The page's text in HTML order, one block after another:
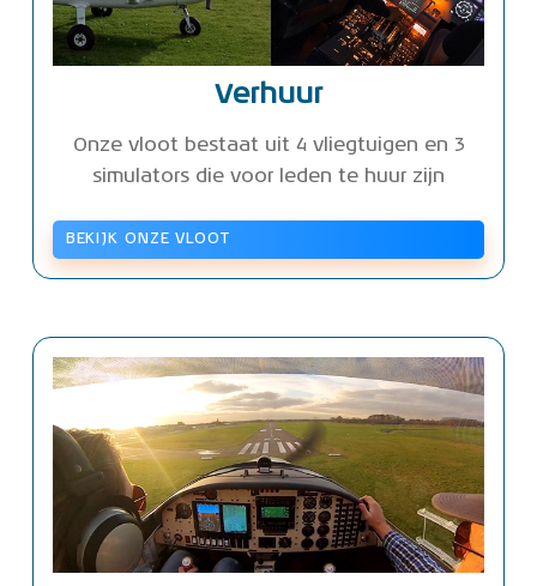
Verhuur
Onze vloot bestaat uit 4 vliegtuigen en 3
simulators die voor leden te huur zijn
BEKIJK ONZE VLOOT